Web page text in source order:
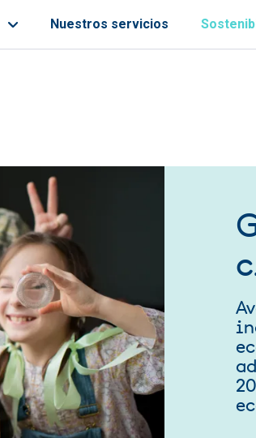
Nuestros servicios
a la